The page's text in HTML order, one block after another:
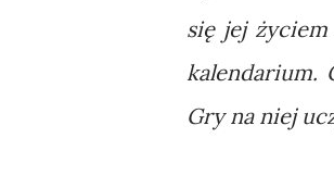
się jej
kalendarium.
Gry na niej